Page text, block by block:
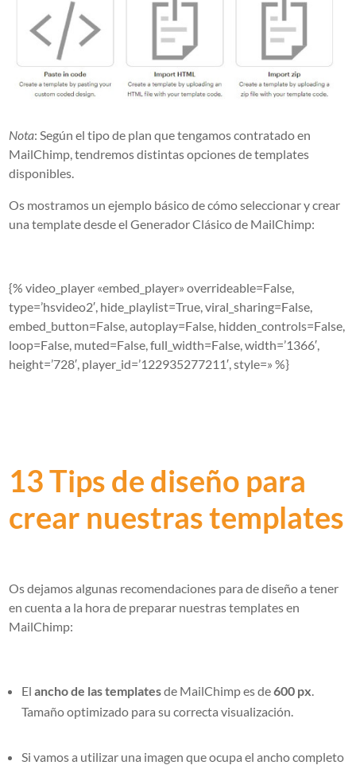
Nota: Según el tipo de plan que tengamos contratado en
MailChimp, tendremos distintas opciones de templates
disponibles.
Os mostramos un ejemplo básico de cómo seleccionar y crear
una template desde el Generador Clásico de MailChimp:
{% video_player «embed_player» overrideable=False,
type=’hsvideo2′, hide_playlist=True, viral_sharing=False,
embed_button=False, autoplay=False, hidden_controls=False,
loop=False, muted=False, full_width=False, width=’1366′,
height=’728′, player_id=’122935277211′, style=» %}
13 Tips de diseño para
crear nuestras templates
Os dejamos algunas recomendaciones para de diseño a tener
en cuenta a la hora de preparar nuestras templates en
MailChimp:
Elancho de las templatesde MailChimp es de600 px.
Tamaño optimizado para su correcta visualización.
Si vamos a utilizar una imagen que ocupa el ancho completo